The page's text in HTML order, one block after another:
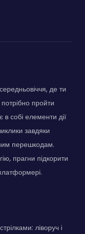
де ти
пройти
в собі елементи дії
завдяки
перешкодам.
прагни підкорити
ліворуч і